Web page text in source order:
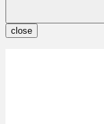
close